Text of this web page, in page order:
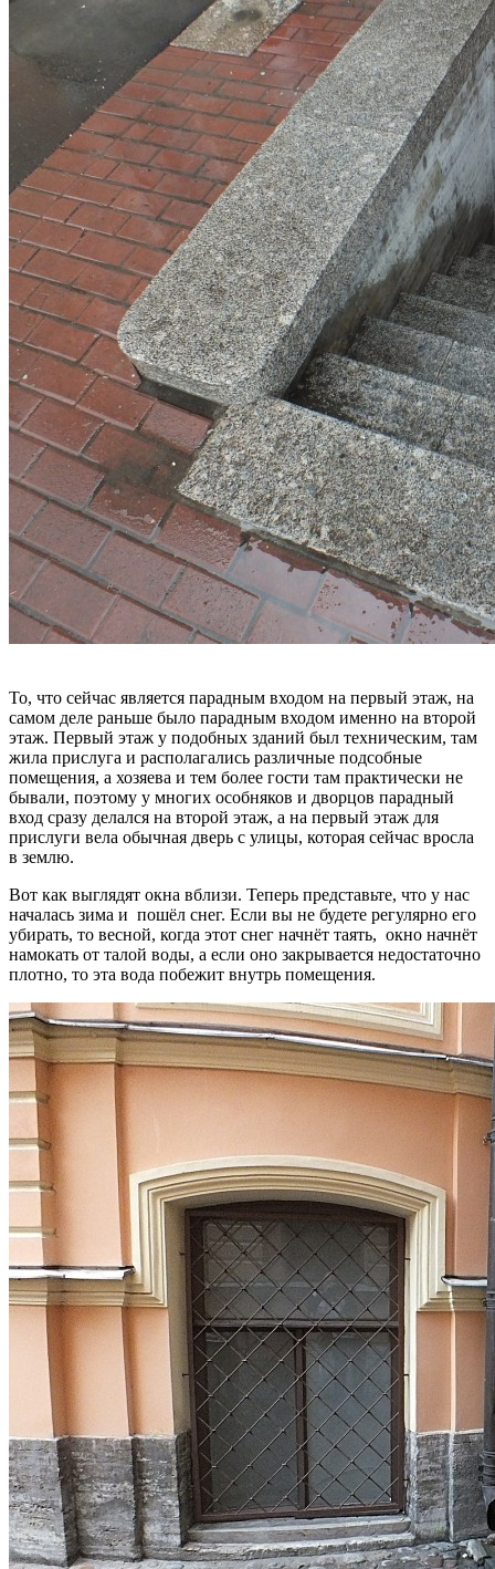
То, что сейчас является парадным входом на первый этаж, на
самом деле раньше было парадным входом именно на второй
этаж. Первый этаж у подобных зданий был техническим, там
жила прислуга и располагались различные подсобные
помещения, а хозяева и тем более гости там практически не
бывали, поэтому у многих особняков и дворцов парадный
вход сразу делался на второй этаж, а на первый этаж для
прислуги вела обычная дверь с улицы, которая сейчас вросла
в землю.
Вот как выглядят окна вблизи. Теперь представьте, что у нас
началась зима и пошёл снег. Если вы не будете регулярно его
убирать, то весной, когда этот снег начнёт таять, окно начнёт
намокать от талой воды, а если оно закрывается недостаточно
плотно, то эта вода побежит внутрь помещения.